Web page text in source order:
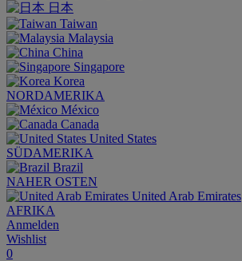
日本
Taiwan
Malaysia
China
Singapore
Korea
NORDAMERIKA
México
Canada
United States
SÜDAMERIKA
Brazil
NAHER OSTEN
United Arab Emirates
AFRIKA
Anmelden
Wishlist
0